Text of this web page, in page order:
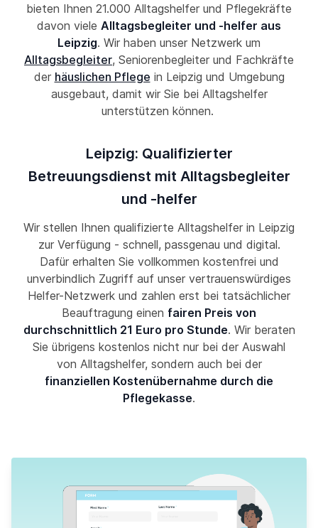
bieten Ihnen 21.000 Alltagshelfer und Pflegekräfte
davon viele Alltagsbegleiter und -helfer aus
Leipzig. Wir haben unser Netzwerk um
Alltagsbegleiter, Seniorenbegleiter und Fachkräfte
der häuslichen Pflege in Leipzig und Umgebung
ausgebaut, damit wir Sie bei Alltagshelfer
unterstützen können.
Leipzig: Qualifizierter
Betreuungsdienst mit Alltagsbegleiter
und -helfer
Wir stellen Ihnen qualifizierte Alltagshelfer in Leipzig
zur Verfügung - schnell, passgenau und digital.
Dafür erhalten Sie vollkommen kostenfrei und
unverbindlich Zugriff auf unser vertrauenswürdiges
Helfer-Netzwerk und zahlen erst bei tatsächlicher
Beauftragung einen fairen Preis von
durchschnittlich 21 Euro pro Stunde. Wir beraten
Sie übrigens kostenlos nicht nur bei der Auswahl
von Alltagshelfer, sondern auch bei der
finanziellen Kostenübernahme durch die
Pflegekasse.